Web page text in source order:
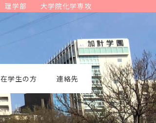
理学部 大学院化学専攻
在学生の方 連絡先